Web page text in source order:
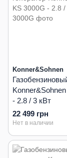
Konner&Sohnen
- 2.8 / 3 кВт
22 499 грн
Нет в наличии